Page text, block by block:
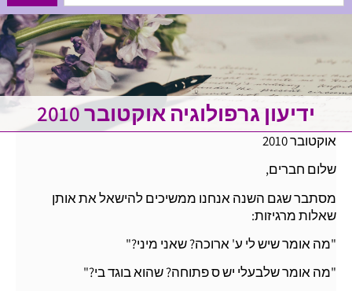
ידיעון גרפולוגיה אוקטובר 2010
אוקטובר 2010
שלום חברים,
מסתבר שגם השנה אנחנו ממשיכים להישאל את אותן
שאלות מרגיזות:
"מה אומר שיש לי ע' ארוכה? שאני מיני?"
"מה אומר שלבעלי יש ס פתוחה? שהוא בוגד בי?"